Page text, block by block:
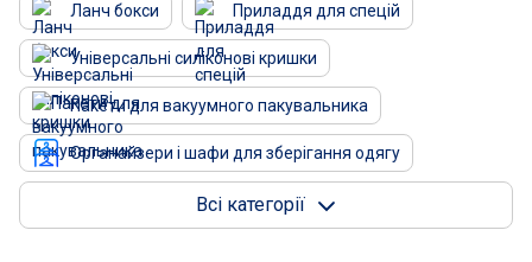
Ланч бокси Приладдя для спецій
Універсальні силіконові кришки
Пакети для вакуумного пакувальника
Органайзери і шафи для зберігання одягу
Всі категорії